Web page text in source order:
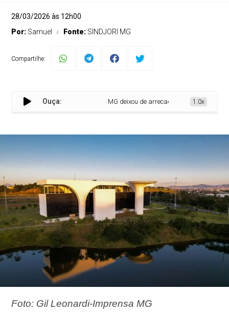
28/03/2026 às 12h00
Por: Samuel Fonte: SINDJORI MG
Compartilhe:
Ouça: MG deixou de arrecadar R$ 128 bilhões
1.0x
Foto: Gil Leonardi-Imprensa MG